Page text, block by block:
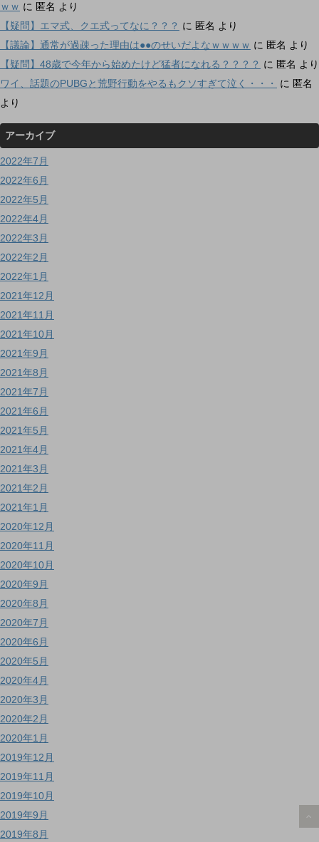
ｗｗ に 匿名 より
【疑問】エマ式、クエ式ってなに？？？ に 匿名 より
【議論】通常が過疎った理由は●●のせいだよなｗｗｗｗ に 匿名 より
【疑問】48歳で今年から始めたけど猛者になれる？？？？ に 匿名 より
ワイ、話題のPUBGと荒野行動をやるもクソすぎて泣く・・・
に 匿名
より
アーカイブ
2022年7月
2022年6月
2022年5月
2022年4月
2022年3月
2022年2月
2022年1月
2021年12月
2021年11月
2021年10月
2021年9月
2021年8月
2021年7月
2021年6月
2021年5月
2021年4月
2021年3月
2021年2月
2021年1月
2020年12月
2020年11月
2020年10月
2020年9月
2020年8月
2020年7月
2020年6月
2020年5月
2020年4月
2020年3月
2020年2月
2020年1月
2019年12月
2019年11月
2019年10月
2019年9月
2019年8月